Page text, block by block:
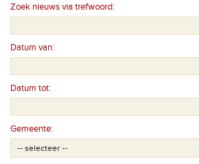
Zoek nieuws via trefwoord:
Datum van:
Datum tot:
Gemeente: